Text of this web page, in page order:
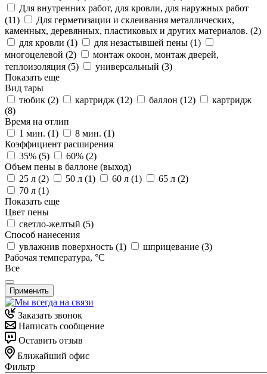
Для внутренних работ, для кровли, для наружных работ
(11)
Для герметизации и склеивания металлических,
каменных, деревянных, пластиковых и других материалов. (2)
для кровли (1) для незастывшей пены (1)
многоцелевой (2)
монтаж окоон, монтаж дверей,
теплоизоляция (5) универсальный (3)
Показать еще
Вид тары
тюбик (2) картридж (12) баллон (12)
картридж
(8)
Время на отлип
1 мин. (1) 8 мин. (1)
Коэффициент расширения
35% (5) 60% (2)
Объем пены в баллоне (выход)
25 л (2) 50 л (1) 60 л (1) 65 л (2)
70 л (1)
Показать еще
Цвет пены
светло-желтый (5)
Способ нанесения
увлажнив поверхность (1) шприцевание (3)
Рабочая температура, °С
Все
Применить
Заказать звонок
Написать сообщение
Оставить отзыв
Ближайший офис
Фильтр